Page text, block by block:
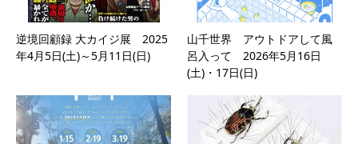
逆境回顧録 大カイジ展 2025
年4月5日(土)～5月11日(日)
山千世界 アウトドアして風
呂入って 2026年5月16日
(土)・17日(日)